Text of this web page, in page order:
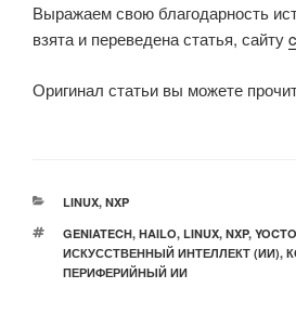
Выражаем свою благодарность
взята и переведена статья, сайту
Оригинал статьи вы можете
РУБРИКИ
LINUX, NXP
МЕТКИ
GENIATECH, HAILO, LINUX, NXP, YOCTO
ИСКУССТВЕННЫЙ ИНТЕЛЛЕКТ (ИИ),
ПЕРИФЕРИЙНЫЙ ИИ